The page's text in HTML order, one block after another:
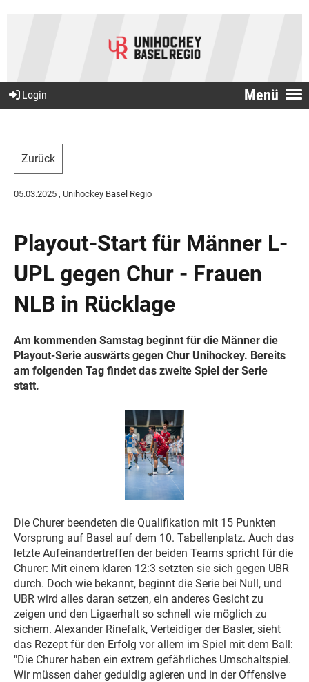
Menü
Login
Zurück
05.03.2025 , Unihockey Basel Regio
Playout-Start für Männer L-
UPL gegen Chur - Frauen
NLB in Rücklage
Am kommenden Samstag beginnt für die Männer die
Playout-Serie auswärts gegen Chur Unihockey. Bereits
am folgenden Tag findet das zweite Spiel der Serie
statt.
Die Churer beendeten die Qualifikation mit 15 Punkten
Vorsprung auf Basel auf dem 10. Tabellenplatz. Auch das
letzte Aufeinandertreffen der beiden Teams spricht für die
Churer: Mit einem klaren 12:3 setzten sie sich gegen UBR
durch. Doch wie bekannt, beginnt die Serie bei Null, und
UBR wird alles daran setzen, ein anderes Gesicht zu
zeigen und den Ligaerhalt so schnell wie möglich zu
sichern. Alexander Rinefalk, Verteidiger der Basler, sieht
das Rezept für den Erfolg vor allem im Spiel mit dem Ball:
"Die Churer haben ein extrem gefährliches Umschaltspiel.
Wir müssen daher geduldig agieren und in der Offensive